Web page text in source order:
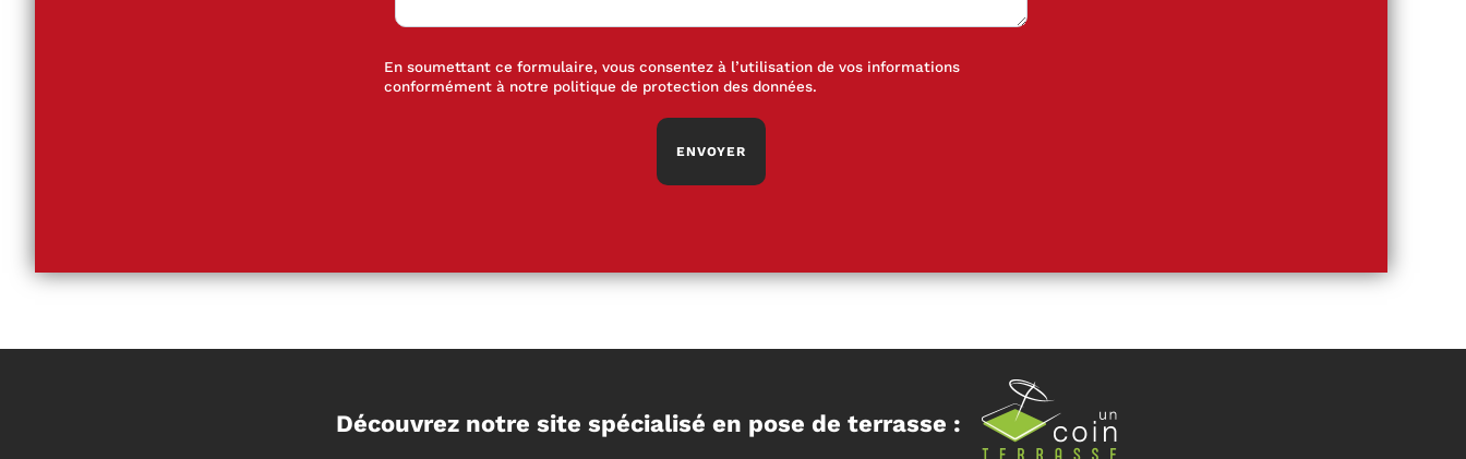
En soumettant ce formulaire, vous consentez à l’utilisation de vos informations
conformément à notre politique de protection des données.
Découvrez notre site spécialisé en pose de terrasse :